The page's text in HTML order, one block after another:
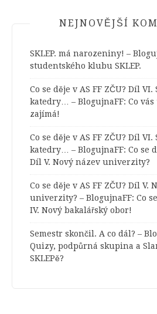
NEJNOVĚJŠÍ
SKLEP. má narozeniny! –
studentského klubu SKLEP.
Co se děje v AS FF ZČU? Díl
katedry… – BlogujnaFF: Co
zajímá!
Co se děje v AS FF ZČU? Díl
katedry… – BlogujnaFF: Co se
Díl V. Nový název univerzity?
Co se děje v AS FF ZČU? Díl V.
univerzity? – BlogujnaFF: Co
IV. Nový bakalářský obor!
Semestr skončil. A co dál? –
Quizy, podpůrná skupina a
SKLEPě?